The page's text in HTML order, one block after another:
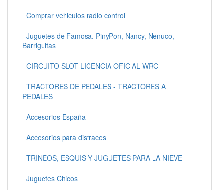
Comprar vehiculos radio control
Juguetes de Famosa. PinyPon, Nancy, Nenuco,
Barriguitas
CIRCUITO SLOT LICENCIA OFICIAL WRC
TRACTORES DE PEDALES - TRACTORES A
PEDALES
Accesorios España
Accesorios para disfraces
TRINEOS, ESQUIS Y JUGUETES PARA LA NIEVE
Juguetes Chicos